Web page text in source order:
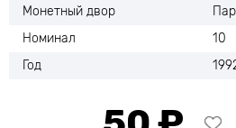
Монетный двор
Номинал
10
Год